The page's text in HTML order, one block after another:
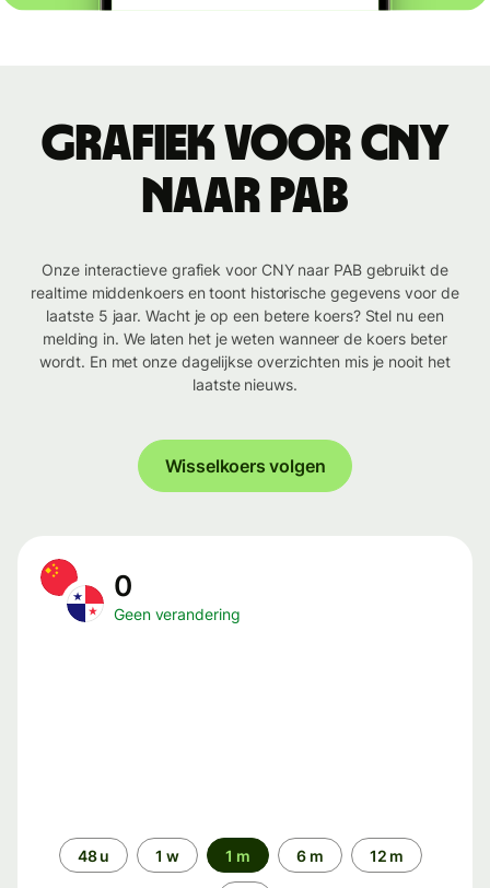
Grafiek voor CNY
naar PAB
Onze interactieve grafiek voor CNY naar PAB gebruikt de
realtime middenkoers en toont historische gegevens voor de
laatste 5 jaar. Wacht je op een betere koers? Stel nu een
melding in. We laten het je weten wanneer de koers beter
wordt. En met onze dagelijkse overzichten mis je nooit het
laatste nieuws.
Wisselkoers volgen
0
Geen verandering
Periode48 u 1 w 1 m 6 m 12 m